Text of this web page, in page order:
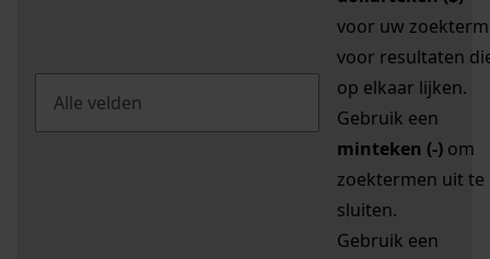
voor uw zoekterm
voor resultaten
op elkaar lijken.
Gebruik een
minteken (-) om
zoektermen uit te
sluiten.
Gebruik een